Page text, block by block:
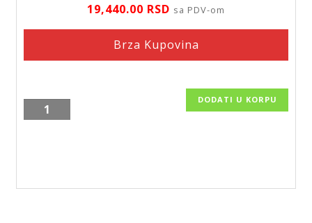
19,440.00 RSD sa PDV-om
Brza Kupovina
Crna
mat
oceđivačem
DODATI U KORPU